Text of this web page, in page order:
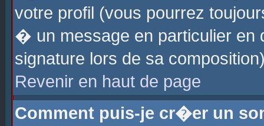
votre profil (vous pourrez
� un message en particulier
signature lors de sa
Revenir en haut de page
Comment puis-je cr�er un